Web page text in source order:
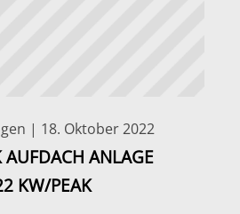
| 18. Oktober 2022
ANLAGE
KW/PEAK